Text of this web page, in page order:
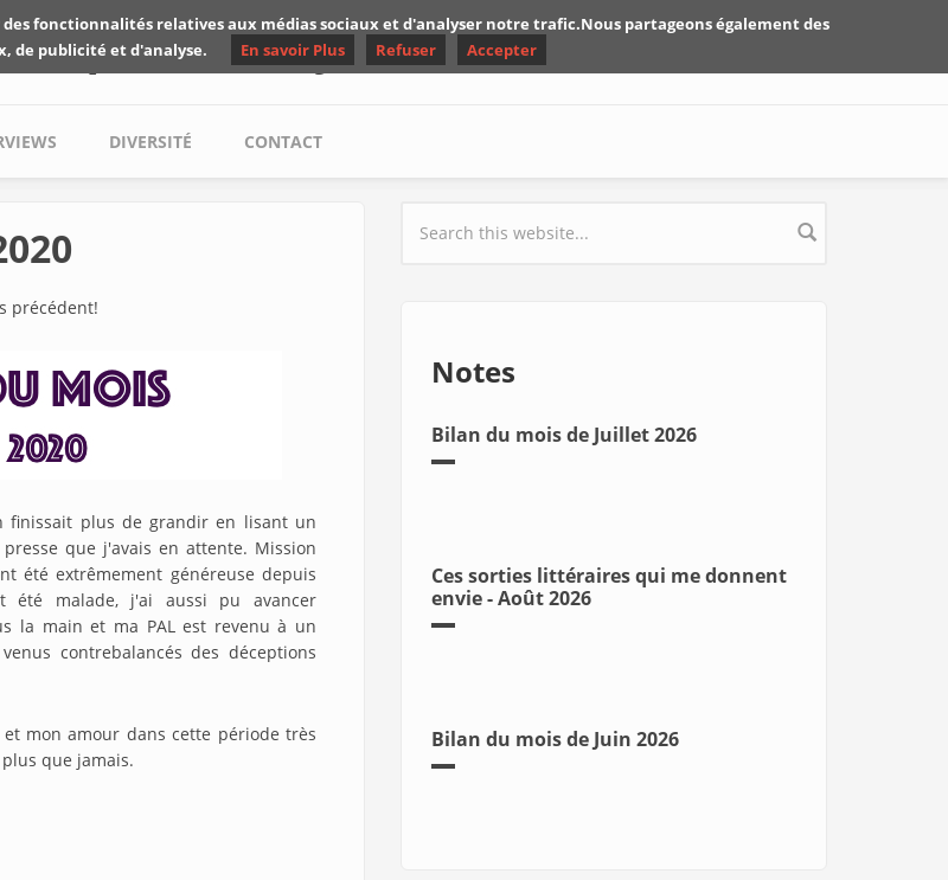
de Yuyine
DIVERSITÉ CONTACT
précédent!
finissait plus de grandir en lisant un
que j'avais en attente. Mission
été extrêmement généreuse depuis
été malade, j'ai aussi pu avancer
la main et ma PAL est revenu à un
contrebalancés des déceptions
mon amour dans cette période très
que jamais.
Search form
Notes
Bilan du mois de Juillet 2026
Ces sorties littéraires qui me donnent
envie - Août 2026
Bilan du mois de Juin 2026
fonctionnalités relatives aux médias sociaux et d'analyser notre trafic.Nous partageons également des
de publicité et d'analyse.
En savoir Plus Refuser Accepter